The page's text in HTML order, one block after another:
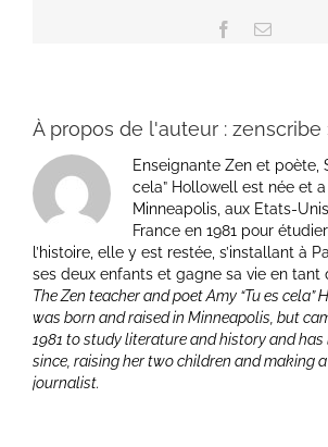
Facebook
Email
À propos de l'auteur : zenscribe
Enseignante Zen et poète,
cela” Hollowell est née et
Minneapolis, aux Etats-
France en 1981 pour
l’histoire, elle y est restée, s’installant à
ses deux enfants et gagne sa vie en tant
The Zen teacher and poet Amy “Tu es cela”
was born and raised in Minneapolis, but
1981 to study literature and history and has
since, raising her two children and making
journalist.